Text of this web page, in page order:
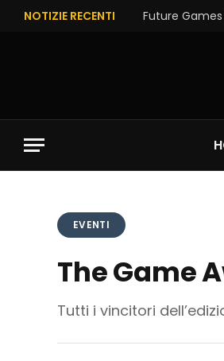
NOTIZIE RECENTI Future
EVENTI
The Game
Tutti i vincitori